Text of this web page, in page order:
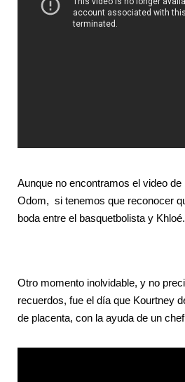
Aunque no encontramos el video
Odom, si tenemos que reconocer
boda entre el basquetbolista y Khloé.
Otro momento inolvidable, y no
recuerdos, fue el día que Kourtney
de placenta, con la ayuda de un